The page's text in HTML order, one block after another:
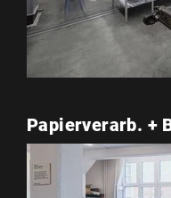
Papierverarb. +